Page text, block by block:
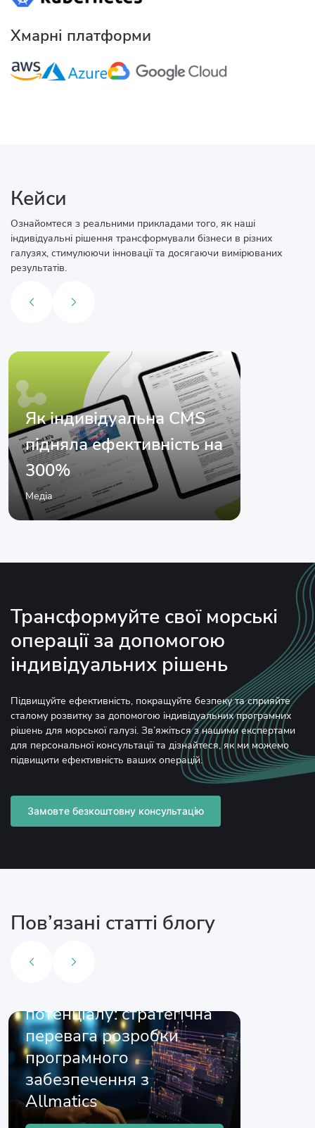
Хмарні платформи
Кейси
Ознайомтеся з реальними прикладами того, як наші
індивідуальні рішення трансформували бізнеси в різних
галузях, стимулюючи інновації та досягаючи вимірюваних
результатів.
Як індивідуальна CMS
підняла ефективність на
300%
Медіа
Трансформуйте свої морські
операції за допомогою
індивідуальних рішень
Підвищуйте ефективність, покращуйте безпеку та сприяйте
сталому розвитку за допомогою індивідуальних програмних
рішень для морської галузі. Зв’яжіться з нашими експертами
для персональної консультації та дізнайтеся, як ми можемо
підвищити ефективність ваших операцій.
Замовте безкоштовну консультацію
Пов’язані статті блогу
потенціалу: стратегічна
перевага розробки
програмного
забезпечення з
Allmatics